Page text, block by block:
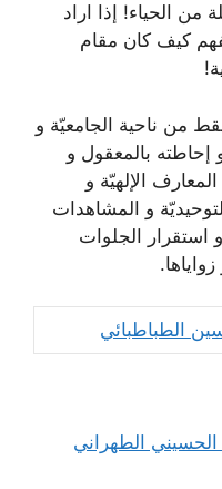
الحياء! إذا اراد
كيف كان مقام
من ناحية الجامعيّة و
إحاطته بالمعقول و
الإلهيّة و
و المشاهدات
استقرار الجلوات
الطباطبائي
الطهراني